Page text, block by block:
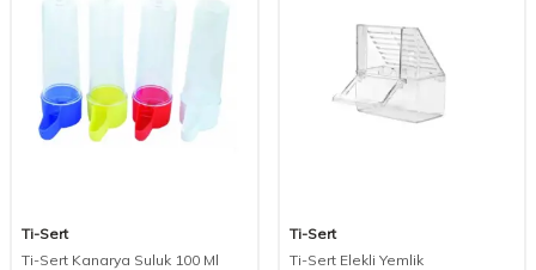
Ti-Sert
Ti-Sert Kanarya Suluk 100 Ml
Ti-Sert
Ti-Sert Elekli Yemlik